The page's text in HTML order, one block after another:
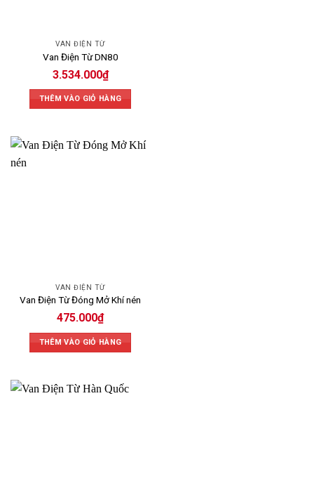
VAN ĐIỆN TỪ
Van Điện Từ DN80
3.534.000₫
THÊM VÀO GIỎ HÀNG
VAN ĐIỆN TỪ
Van Điện Từ Đóng Mở Khí nén
475.000₫
THÊM VÀO GIỎ HÀNG